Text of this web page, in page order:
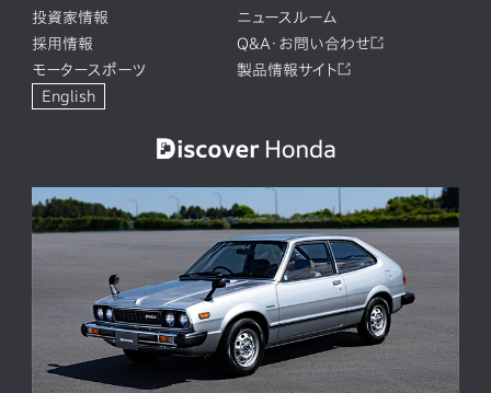
投資家情報
ニュースルーム
採用情報
Q&A・お問い合わせ
モータースポーツ
製品情報サイト
English